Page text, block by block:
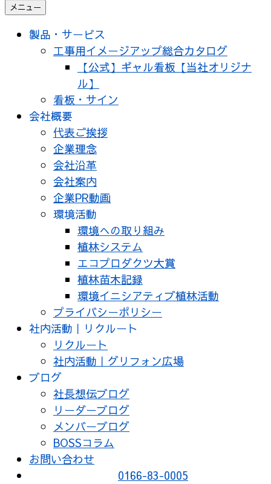
メニュー
製品・サービス
工事用イメージアップ総合カタログ
【公式】ギャル看板【当社オリジナ
ル】
看板・サイン
会社概要
代表ご挨拶
企業理念
会社沿革
会社案内
企業PR動画
環境活動
環境への取り組み
植林システム
エコプロダクツ大賞
植林苗木記録
環境イニシアティブ植林活動
プライバシーポリシー
社内活動｜リクルート
リクルート
社内活動｜グリフォン広場
ブログ
社長想伝ブログ
リーダーブログ
メンバーブログ
BOSSコラム
お問い合わせ
0166-83-0005